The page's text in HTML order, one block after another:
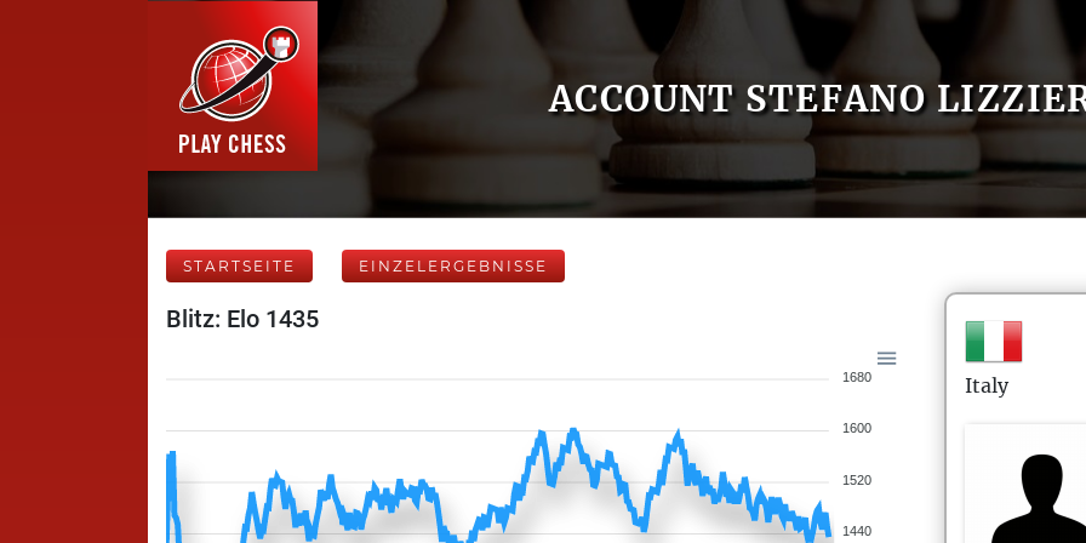
ACCOUNT STEFANO
STARTSEITE EINZELERGEBNISSE
Blitz: Elo 1435
1680
1600
1520
1440
Italy